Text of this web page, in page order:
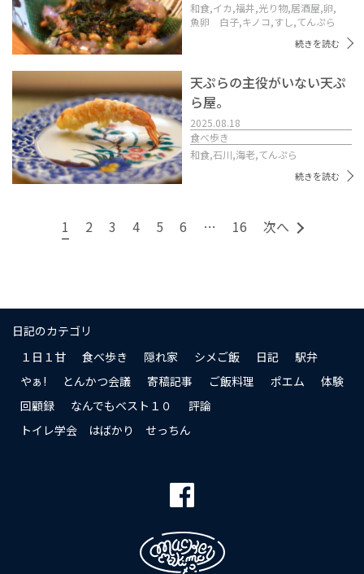
和食,イカ,福井,光り物,居酒屋,卵,
魚卵 白子,キノコ,すし,てんぷら
続きを読む
天ぷらの主役がいない天ぷ
ら屋。
2025.08.18
食べ歩き
和食,石川,海老,てんぷら
続きを読む
1 2 3 4 5 6 … 16 次へ
日記のカテゴリ
１日１甘
食べ歩き 隠れ家 シメご飯 日記
駅弁
やぁ!
とんかつ会議 寄稿記事 ご飯料理 ポエム
体験
回顧録
なんでもベスト１０
評論
トイレ学会 はばかり せっちん